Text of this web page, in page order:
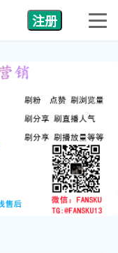
注册